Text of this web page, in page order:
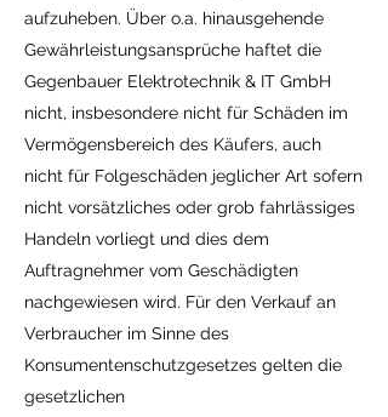
aufzuheben. Über o.a. hinausgehende
Gewährleistungsansprüche haftet die
Gegenbauer Elektrotechnik & IT GmbH
nicht, insbesondere nicht für Schäden im
Vermögensbereich des Käufers, auch
nicht für Folgeschäden jeglicher Art sofern
nicht vorsätzliches oder grob fahrlässiges
Handeln vorliegt und dies dem
Auftragnehmer vom Geschädigten
nachgewiesen wird. Für den Verkauf an
Verbraucher im Sinne des
Konsumentenschutzgesetzes gelten die
gesetzlichen